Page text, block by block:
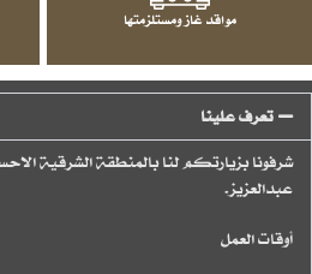
مواقد غاز ومستلزمتها
تعرف علينا
شرفونا بزيارتكم لنا بالمنطقة الشرقية
عبدالعزيز.
أوقات العمل